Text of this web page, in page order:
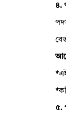
৪.
*
*
৫.